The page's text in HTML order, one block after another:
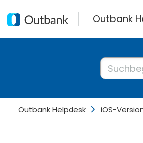
Outbank
Outbank Helpdesk iOS-Version